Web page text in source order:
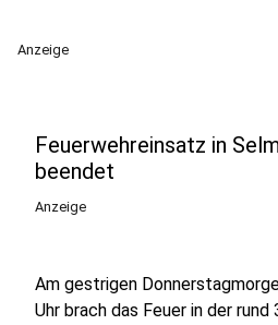
Anzeige
Feuerwehreinsatz in
beendet
Anzeige
Am gestrigen
Uhr brach das Feuer in der